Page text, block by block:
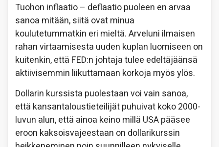
Tuohon inflaatio – deflaatio puoleen en arvaa
sanoa mitään, siitä ovat minua
koulutetummatkin eri mieltä. Arveluni ilmaisen
rahan virtaamisesta uuden kuplan luomiseen on
kuitenkin, että FED:n johtaja tulee edeltäjäänsä
aktiivisemmin liikuttamaan korkoja myös ylös.
Dollarin kurssista puolestaan voi vain sanoa,
että kansantaloustieteilijät puhuivat koko 2000-
luvun alun, että ainoa keino millä USA pääsee
eroon kaksoisvajeestaan on dollarikurssin